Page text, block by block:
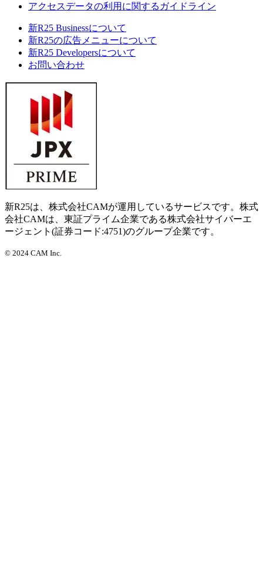
アクセスデータの利用に関するガイドライン
新R25 Businessについて
新R25の広告メニューについて
新R25 Developersについて
お問い合わせ
新R25は、株式会社CAMが運用しているサービスです。株式
会社CAMは、東証プライム企業である株式会社サイバーエ
ージェント(証券コード:4751)のグループ企業です。
© 2024 CAM Inc.